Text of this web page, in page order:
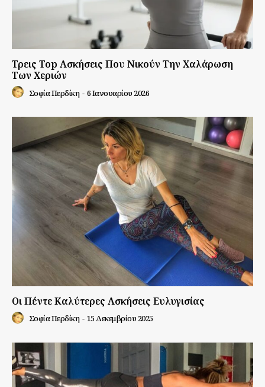
Τρεις Top Ασκήσεις Που Νικούν Την Χαλάρωση
Των Χεριών
Σοφία Περδίκη - 6 Ιανουαρίου 2026
Οι Πέντε Καλύτερες Ασκήσεις Ευλυγισίας
Σοφία Περδίκη - 15 Δεκεμβρίου 2025